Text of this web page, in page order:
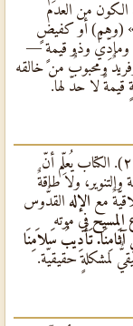
من العدم
(وهم) أو كفيضٍ
ومادِّيٌّ وذو قيمةٍ —
ومحبوبٌ من خالقه
لا حدّ لها.
» (رومية ٣: ٢٣). الكتاب يُعلِّم أنّ
ولا طاقةٌ
مع الإله القدُّوس
المسيح في موته
تَأْدِيبُ سَلاَمِنَا